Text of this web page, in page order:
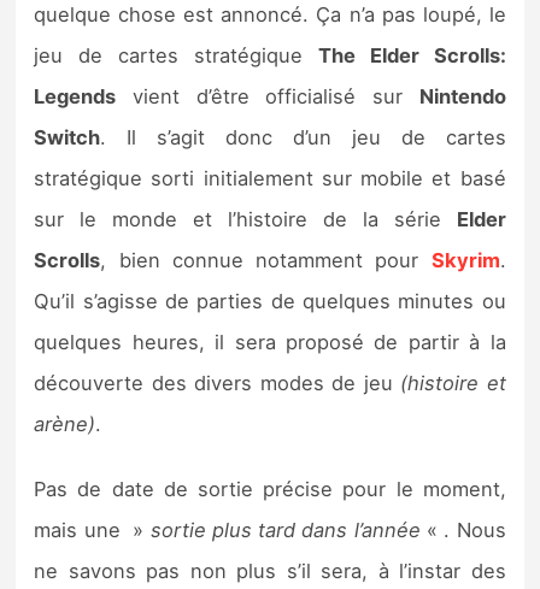
Autres tests
Previews
Précommandes
Précommandes jeux Switch 2
Sorties de jeux
Bons plans
Guides
quelque chose est annoncé. Ça n’a pas loupé, le
jeu de cartes stratégique The Elder Scrolls:
Legends vient d’être officialisé sur Nintendo
Switch. Il s’agit donc d’un jeu de cartes
stratégique sorti initialement sur mobile et basé
sur le monde et l’histoire de la série Elder
Scrolls, bien connue notamment pour Skyrim.
Qu’il s’agisse de parties de quelques minutes ou
quelques heures, il sera proposé de partir à la
découverte des divers modes de jeu (histoire et
arène).
Pas de date de sortie précise pour le moment,
mais une » sortie plus tard dans l’année « . Nous
ne savons pas non plus s’il sera, à l’instar des